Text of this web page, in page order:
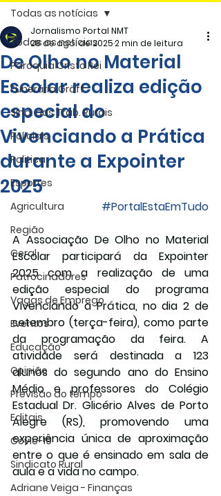
Todas as notícias
Paróquia Cristo Rei
Funerária Gräff
Sind. dos Trab. Rurais
Policiais
Politica
Esportes
Agricultura
Região
Geral
Patrocinadores
Vagas de Emprego
Eventos
Educação
Opinião
Previsão do tempo
Editais
Covic-19
Sindicato Rural
Adriane Veiga - Finanças
Todas as notícias
De Olho no Material
Escolar realiza edição
especial do
Vivenciando a Prática
durante a Expointer
2025
Jornalismo Portal NMT
28 de ago. de 20252 min de leitura
#PortalEstaEmTudo
A Associação De Olho no Material
Escolar participará da Expointer
2025 com a realização de uma
edição especial do programa
Vivenciando a Prática, no dia 2 de
setembro (terça-feira), como parte
da programação da feira. A
atividade será destinada a 123
alunos do segundo ano do Ensino
Médio e professores do Colégio
Estadual Dr. Glicério Alves de Porto
Alegre (RS), promovendo uma
experiência única de aproximação
entre o que é ensinado em sala de
aula e a vida no campo.